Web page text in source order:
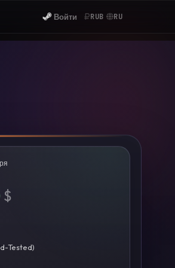
Войти RUB RU
$
Tested)